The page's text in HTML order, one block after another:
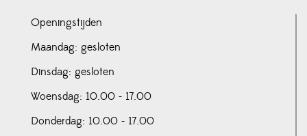
Openingstijden
Maandag: gesloten
Dinsdag: gesloten
Woensdag: 10.00 - 17.00
Donderdag: 10.00 - 17.00